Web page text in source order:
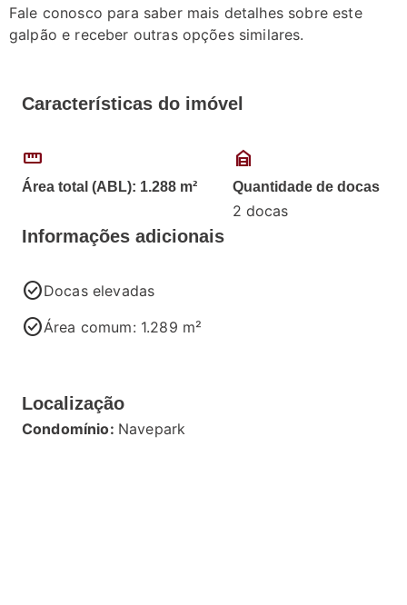
Fale conosco para saber mais detalhes sobre este
galpão e receber outras opções similares.
Características do imóvel
straighten
Área total (ABL): 1.288 m²
garage_home
Quantidade de docas
2 docas
Informações adicionais
check_circleDocas elevadas
check_circleÁrea comum: 1.289 m²
Localização
Condomínio: Navepark